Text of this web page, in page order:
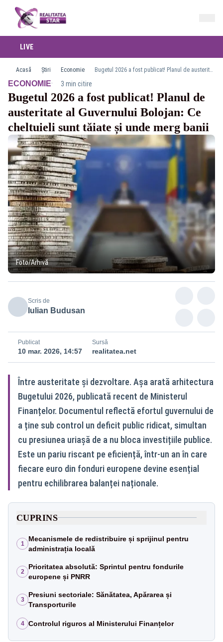
LIVE
Acasă Știri Economie Bugetul 2026 a fost publicat! Planul de austeritate al Guvernului Bolojan: Ce cheltuieli sunt tăiate și unde merg banii
ECONOMIE· 3 min citire
Bugetul 2026 a fost publicat! Planul de
austeritate al Guvernului Bolojan: Ce
cheltuieli sunt tăiate și unde merg banii
Foto/Arhivă
Scris de
Iulian Budusan
Publicat
10 mar. 2026, 14:57
Sursă
realitatea.net
Între austeritate și dezvoltare. Așa arată arhitectura
Bugetului 2026, publicată recent de Ministerul
Finanțelor. Documentul reflectă efortul guvernului de
a ține sub control un deficit public ridicat, simultan
cu presiunea uriașă de a nu bloca investițiile publice.
Este un pariu riscant pe eficiență, într-un an în care
fiecare euro din fonduri europene devine esențial
pentru echilibrarea balanței naționale.
CUPRINS
1
Mecanismele de redistribuire și sprijinul pentru
administrația locală
2
Prioritatea absolută: Sprintul pentru fondurile
europene și PNRR
3
Presiuni sectoriale: Sănătatea, Apărarea și
Transporturile
4 Controlul riguros al Ministerului Finanțelor